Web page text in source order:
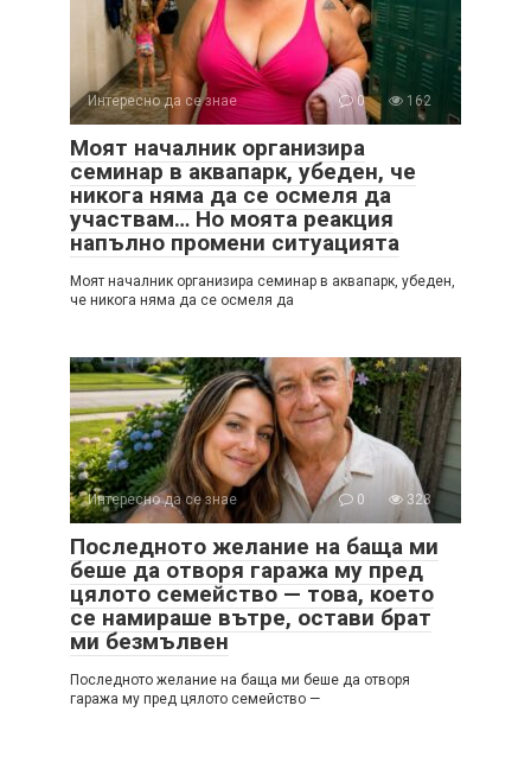
Интересно да се знае 0 162
Моят началник организира
семинар в аквапарк, убеден, че
никога няма да се осмеля да
участвам… Но моята реакция
напълно промени ситуацията
Моят началник организира семинар в аквапарк, убеден,
че никога няма да се осмеля да
Интересно да се знае 0 328
Последното желание на баща ми
беше да отворя гаража му пред
цялото семейство — това, което
се намираше вътре, остави брат
ми безмълвен
Последното желание на баща ми беше да отворя
гаража му пред цялото семейство —